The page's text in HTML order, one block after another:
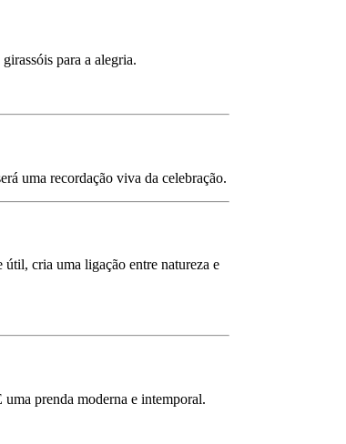
para a alegria.
uma recordação viva da celebração.
cria uma ligação entre natureza e
prenda moderna e intemporal.